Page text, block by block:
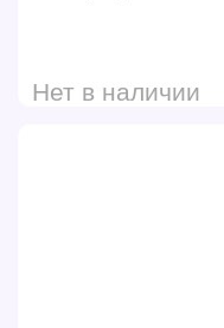
Нет в наличии